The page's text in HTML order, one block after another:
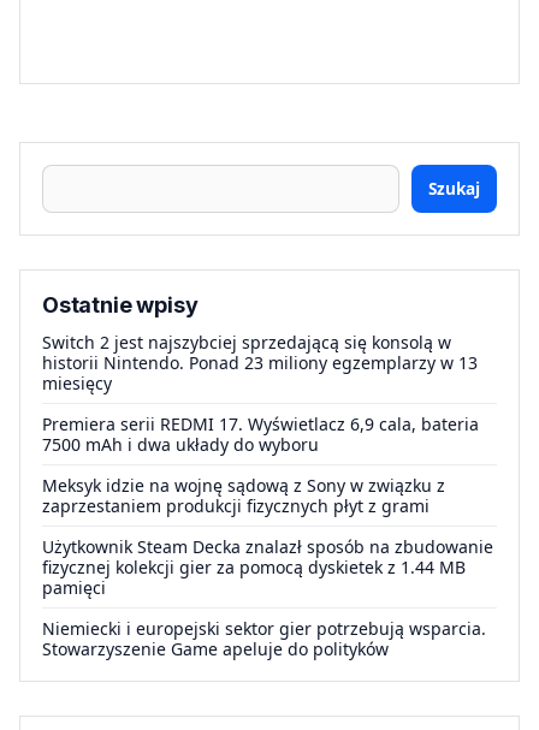
Szukaj
Ostatnie wpisy
Switch 2 jest najszybciej sprzedającą się konsolą w
historii Nintendo. Ponad 23 miliony egzemplarzy w 13
miesięcy
Premiera serii REDMI 17. Wyświetlacz 6,9 cala, bateria
7500 mAh i dwa układy do wyboru
Meksyk idzie na wojnę sądową z Sony w związku z
zaprzestaniem produkcji fizycznych płyt z grami
Użytkownik Steam Decka znalazł sposób na zbudowanie
fizycznej kolekcji gier za pomocą dyskietek z 1.44 MB
pamięci
Niemiecki i europejski sektor gier potrzebują wsparcia.
Stowarzyszenie Game apeluje do polityków